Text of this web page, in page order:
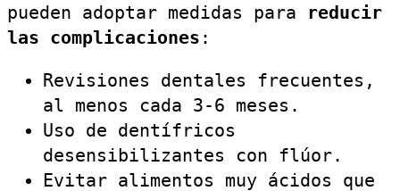
pueden adoptar medidas para reducir
las complicaciones :
Revisiones dentales frecuentes,
al menos cada 3-6 meses.
Uso de dentífricos
desensibilizantes con flúor.
Evitar alimentos muy ácidos que